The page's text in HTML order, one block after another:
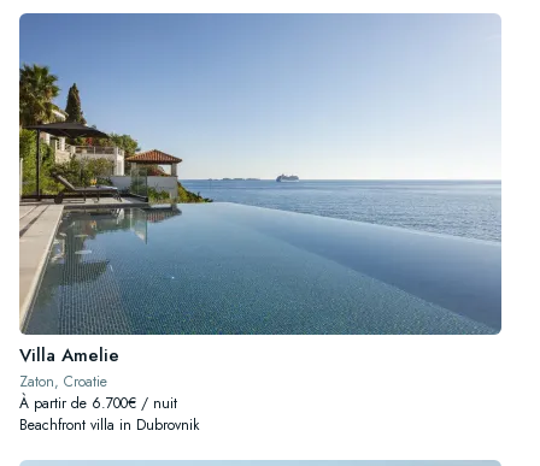
Villa Amelie
Zaton, Croatie
À partir de 6.700€ / nuit
Beachfront villa in Dubrovnik